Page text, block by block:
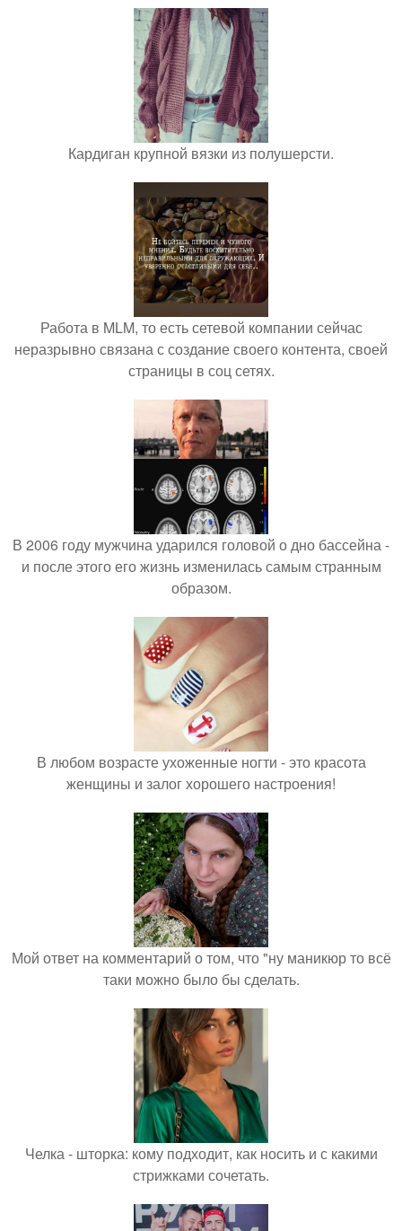
Кардиган крупной вязки из полушерсти.
Работа в MLM, то есть сетевой компании сейчас
неразрывно связана с создание своего контента, своей
страницы в соц сетях.
В 2006 году мужчина ударился головой о дно бассейна -
и после этого его жизнь изменилась самым странным
образом.
В любом возрасте ухоженные ногти - это красота
женщины и залог хорошего настроения!
Мой ответ на комментарий о том, что "ну маникюр то всё
таки можно было бы сделать.
Челка - шторка: кому подходит, как носить и с какими
стрижками сочетать.